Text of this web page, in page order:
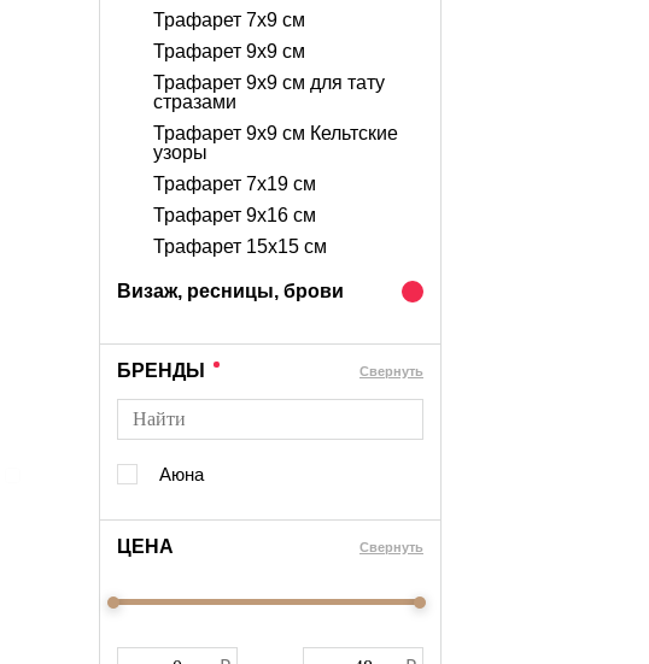
Трафарет 7х9 см
Трафарет 9х9 см
Трафарет 9х9 см для тату
стразами
Трафарет 9х9 см Кельтские
узоры
Трафарет 7х19 см
Трафарет 9х16 см
Трафарет 15х15 см
Визаж, ресницы, брови
БРЕНДЫ Cвернуть
Аюна
ЦЕНА Cвернуть